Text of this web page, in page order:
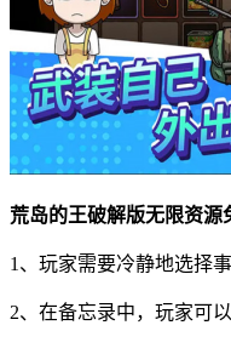
荒岛的王破解版无限资源
1、玩家需要冷静地选择
2、在备忘录中，玩家可